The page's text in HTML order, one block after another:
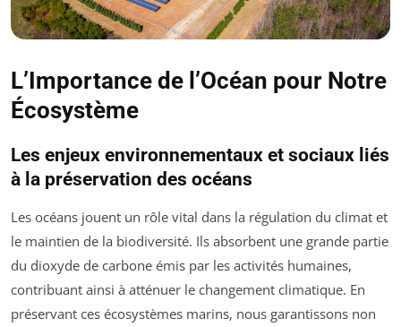
L’Importance de l’Océan pour Notre
Écosystème
Les enjeux environnementaux et sociaux liés
à la préservation des océans
Les océans jouent un rôle vital dans la régulation du climat et
le maintien de la biodiversité. Ils absorbent une grande partie
du dioxyde de carbone émis par les activités humaines,
contribuant ainsi à atténuer le changement climatique. En
préservant ces écosystèmes marins, nous garantissons non